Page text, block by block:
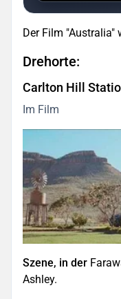
Der Film "Australia"
Drehorte:
Carlton Hill
Im Film
Szene, in der
Ashley.